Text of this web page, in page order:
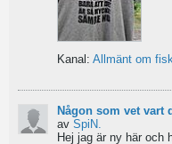
Kanal: Allmänt om
Någon som vet vart
av SpiN.